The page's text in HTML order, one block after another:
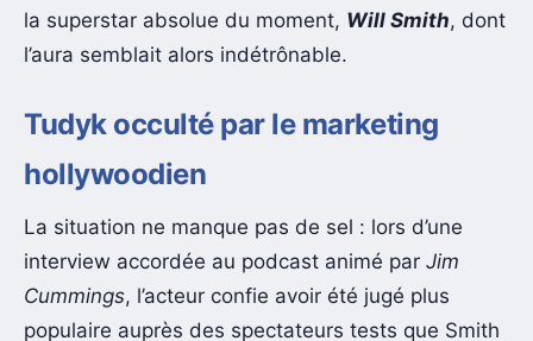
la superstar absolue du moment, Will Smith, dont
l’aura semblait alors indétrônable.
Tudyk occulté par le marketing
hollywoodien
La situation ne manque pas de sel : lors d’une
interview accordée au podcast animé par Jim
Cummings, l’acteur confie avoir été jugé plus
populaire auprès des spectateurs tests que Smith